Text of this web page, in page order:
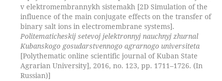
v elektromembrannykh sistemakh [2D Simulation of the
influence of the main conjugate effects on the transfer of
binary salt ions in electromembrane systems].
Politematicheskij setevoj jelektronnyj nauchnyj zhurnal
Kubanskogo gosudarstvennogo agrarnogo universiteta
[Polythematic online scientific journal of Kuban State
Agrarian University], 2016, no. 123, pp. 1711–1726. (In
Russian)]